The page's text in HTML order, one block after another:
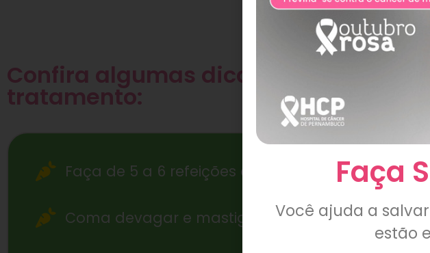
Confira algumas dicas para manter
tratamento:
Faça de 5 a 6 refeições diárias, de 3 em 3 horas.
Coma devagar e mastigue bem os alimentos.
Faça
Você ajuda a
estão